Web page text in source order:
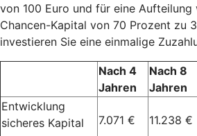
von 100 Euro und für eine Aufteilung
Chancen-Kapital von 70 Prozent zu
investieren Sie eine einmalige
Nach 4
Jahren
Nach 8
Jahren
Entwicklung
sicheres Kapital
7.071 € 11.238 €